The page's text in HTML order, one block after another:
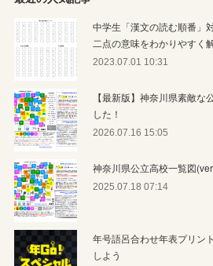
中学生「漢文の読む順番」
二点の意味をわかりやすく
2023.07.01 10:31
【最新版】神奈川県素敵な
した！
2026.07.16 15:05
神奈川県公立高校一覧図
2025.07.18 07:14
年号語呂合わせ年表プリン
しよう